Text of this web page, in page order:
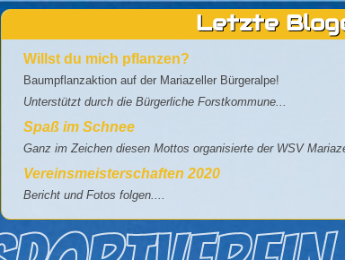
Letzte
Willst du mich pflanzen?
Baumpflanzaktion auf der Mariazeller Bürgeralpe!
Unterstützt durch die Bürgerliche Forstkommune...
Spaß im Schnee
Ganz im Zeichen diesen Mottos organisierte der WSV
Vereinsmeisterschaften 2020
Bericht und Fotos folgen....